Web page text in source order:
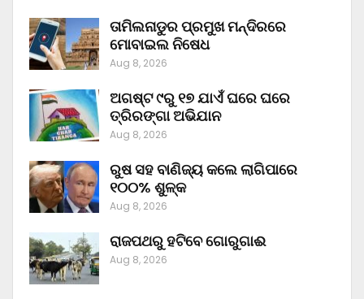
ତାମିଲନାଡୁର ପ୍ରମୁଖ ମନ୍ଦିରରେ
ମୋବାଇଲ ନିଷେଧ
Aug 8, 2026
ଅଗଷ୍ଟ ୯ରୁ ୧୭ ଯାଏଁ ଘରେ ଘରେ
ତ୍ରିରଙ୍ଗା ଅଭିଯାନ
Aug 8, 2026
ରୁଷ ସହ ବାଣିଜ୍ୟ କଲେ ଲାଗିପାରେ
୧୦୦% ଶୁଳ୍କ
Aug 8, 2026
ରାଜପଥରୁ ହଟିବେ ଗୋରୁଗାଈ
Aug 8, 2026